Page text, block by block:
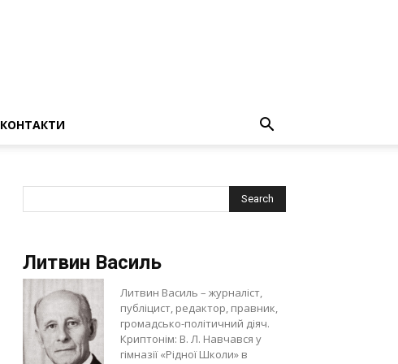
КОНТАКТИ
Литвин Василь
Литвин Василь – журналіст,
публіцист, редактор, правник,
громадсько-політичний діяч.
Криптонім: В. Л. Навчався у
гімназії «Рідної Школи» в